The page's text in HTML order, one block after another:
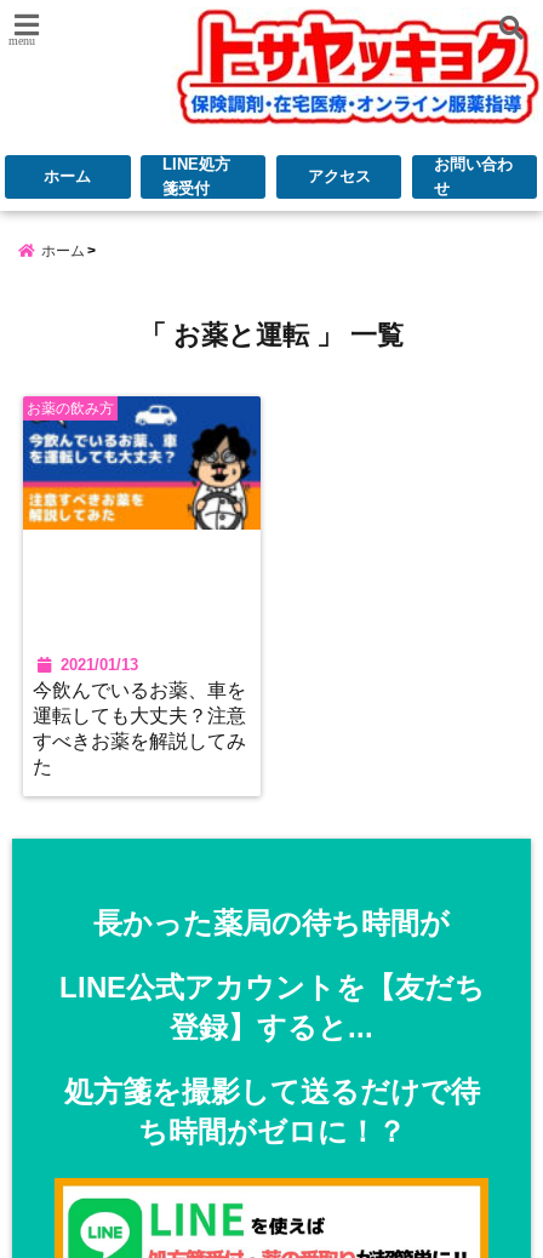
menu
ホーム
LINE処方
箋受付
アクセス
お問い合わ
せ
ホーム
「 お薬と運転 」 一覧
お薬の飲み方
2021/01/13
今飲んでいるお薬、車を
運転しても大丈夫？注意
すべきお薬を解説してみ
た
長かった薬局の待ち時間が
LINE公式アカウントを【友だち
登録】すると...
処方箋を撮影して送るだけで待
ち時間がゼロに！？